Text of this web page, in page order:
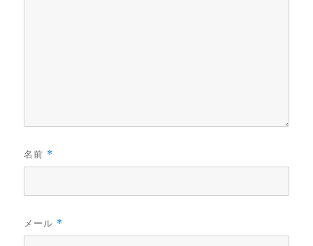
名前 *
メール *